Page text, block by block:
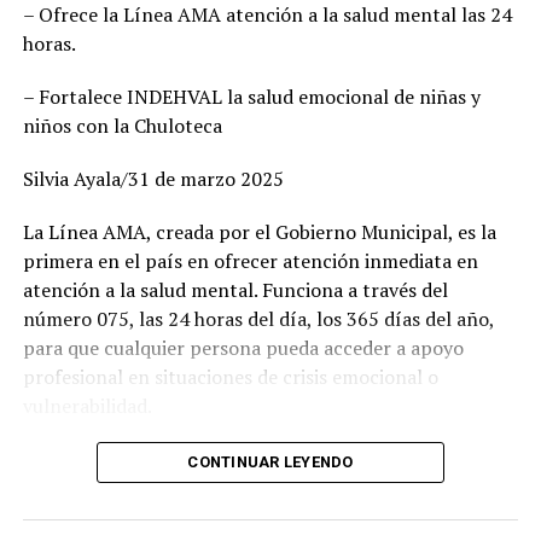
posición fue revisada con responsabilidad. Hoy estamos
seguros de que vamos con las y los mejores”, enfatizó,
convicción de ofrecer gobiernos confiables, integrados
por mujeres y hombres de trayectoria probada, leales y
comprometidos con su comunidad.
Por su parte, Mario Salazar destacó el trabajo técnico y
jurídico que permitió solventar las observaciones del
Instituto Electoral para garantizar la validez del
registro de las candidaturas comunes. “Estamos listos
para arrancar. Tenemos una fórmula fuerte, con perfiles
honestos y profesionales que sabrán gobernar bien. Lo
señaló. Asimismo, recordó que esta alianza fue referente
nacional por su efectividad en frenar el avance de
– Ofrece la Línea AMA atención a la salud mental las 24
horas.
– Fortalece INDEHVAL la salud emocional de niñas y
niños con la Chuloteca
Silvia Ayala/31 de marzo 2025
La Línea AMA, creada por el Gobierno Municipal, es la
primera en el país en ofrecer atención inmediata en
atención a la salud mental. Funciona a través del
número 075, las 24 horas del día, los 365 días del año,
para que cualquier persona pueda acceder a apoyo
profesional en situaciones de crisis emocional o
Carlos Valles, jefe del departamento de Atención
Telefónica en Crisis del Instituto Municipal para el
Desarrollo Humano y Valores (INDEHVAL), explicó que
CONTINUAR LEYENDO